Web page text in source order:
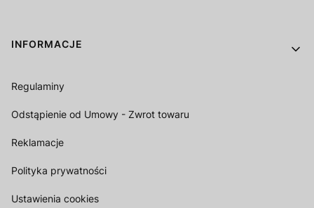
Linki w stopce
INFORMACJE
Regulaminy
Odstąpienie od Umowy - Zwrot towaru
Reklamacje
Polityka prywatności
Ustawienia cookies